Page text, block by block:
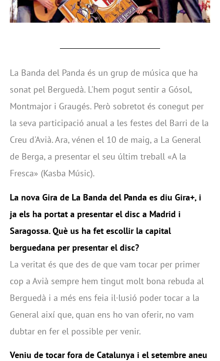
La Banda del Panda és un grup de música que ha
sonat pel Berguedà. L'hem pogut sentir a Gósol,
Montmajor i Graugés. Però sobretot és conegut per
la seva participació anual a les festes del Barri de la
Creu d'Avià. Ara, vénen el 10 de maig, a La General
de Berga, a presentar el seu últim treball «A la
Fresca» (Kasba Músic).
La nova Gira de La Banda del Panda es diu Gira+, i
ja els ha portat a presentar el disc a Madrid i
Saragossa. Què us ha fet escollir la capital
berguedana per presentar el disc?
La veritat és que des de que vam tocar per primer
cop a Avià sempre hem tingut molt bona rebuda al
Berguedà i a més ens feia il·lusió poder tocar a la
General així que, quan ens ho van oferir, no vam
dubtar en fer el possible per venir.
Veniu de tocar fora de Catalunya i el setembre aneu